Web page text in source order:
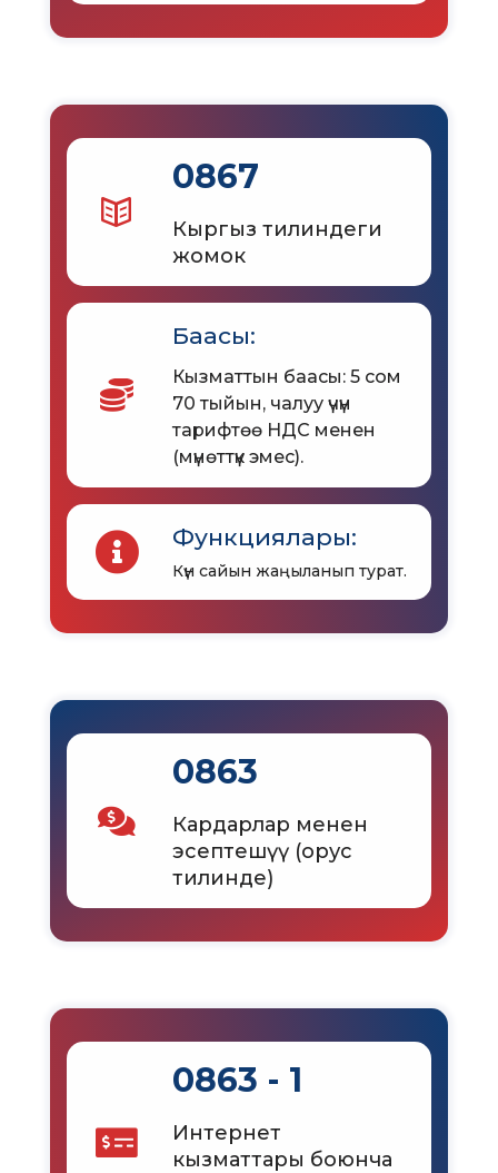
0867
Кыргыз тилиндеги
жомок
Баасы:
Кызматтын баасы: 5 сом
70 тыйын, чалуу үчүн
тарифтөө НДС менен
(мүнөттүк эмес).
Функциялары:
Күн сайын жаңыланып турат.
0863
Кардарлар менен
эсептешүү (орус
тилинде)
0863 - 1
Интернет
кызматтары боюнча